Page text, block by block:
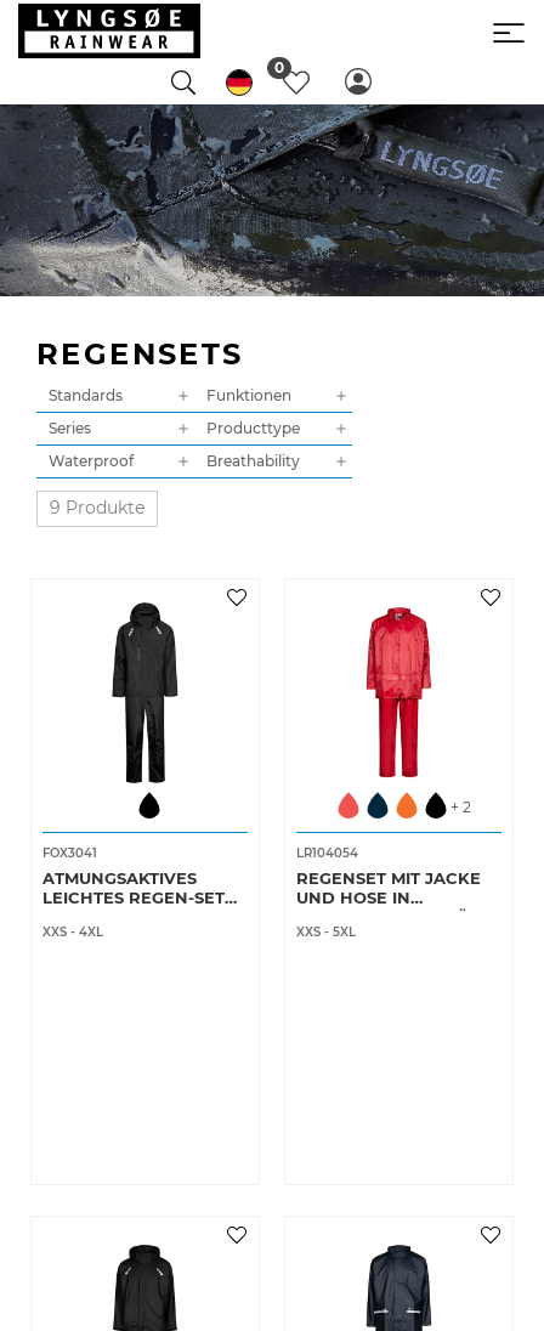
0
REGENSETS
Standards
Funktionen
Series
Producttype
Waterproof
Breathability
9 Produkte
FOX3041
ATMUNGSAKTIVES
LEICHTES REGEN-SET
MATERIAL
XXS - 4XL
+ 2
LR104054
REGENSET MIT JACKE
UND HOSE IN
POLYESTERQUALITÄT
XXS - 5XL